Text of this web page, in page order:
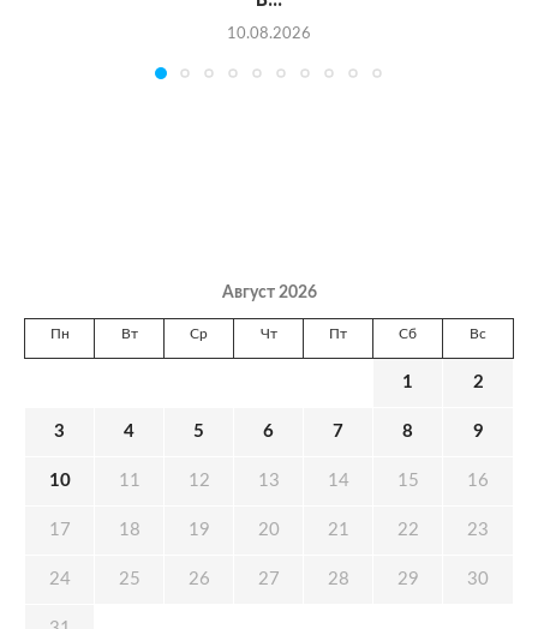
10.08.2026
Август 2026
Пн Вт Ср Чт Пт Сб Вс
1 2
3 4 5 6 7 8 9
10 11 12 13 14 15 16
17 18 19 20 21 22 23
24 25 26 27 28 29 30